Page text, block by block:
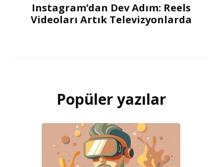
Instagram’dan Dev Adım: Reels
Videoları Artık Televizyonlarda
Popüler yazılar